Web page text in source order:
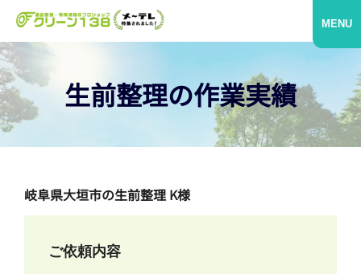
MENU
生前整理の作業実績
岐阜県大垣市の生前整理 K様
ご依頼内容